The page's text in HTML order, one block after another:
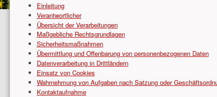
Einleitung
Verantwortlicher
Übersicht der Verarbeitungen
Maßgebliche Rechtsgrundlagen
Sicherheitsmaßnahmen
Übermittlung und Offenbarung von personenbezogenen Daten
Datenverarbeitung in Drittländern
Einsatz von Cookies
Wahrnehmung von Aufgaben nach Satzung oder
Kontaktaufnahme